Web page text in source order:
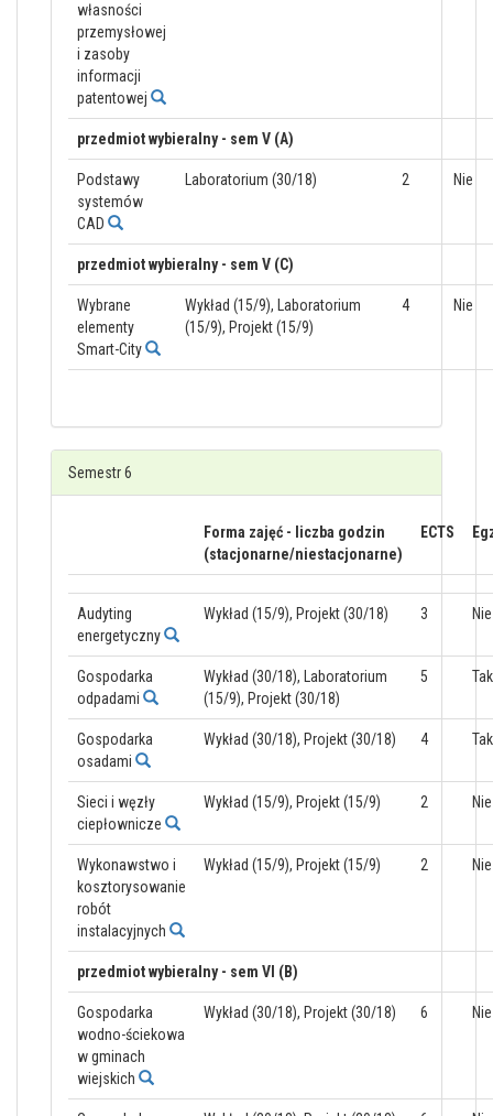
własności
przemysłowej
i zasoby
informacji
patentowej
przedmiot wybieralny - sem V (A)
Podstawy
systemów
CAD
Laboratorium (30/18) 2 Nie
przedmiot wybieralny - sem V (C)
Wybrane
elementy
Smart-City
Wykład (15/9), Laboratorium
(15/9), Projekt (15/9)
4 Nie
Semestr 6
Forma zajęć - liczba godzin
(stacjonarne/niestacjonarne)
ECTS
Audyting
energetyczny
Wykład (15/9), Projekt (30/18) 3 Nie
Gospodarka
odpadami
Wykład (30/18), Laboratorium
(15/9), Projekt (30/18)
5 Tak
Gospodarka
osadami
Wykład (30/18), Projekt (30/18) 4 Tak
Sieci i węzły
ciepłownicze
Wykład (15/9), Projekt (15/9) 2 Nie
Wykonawstwo i
kosztorysowanie
robót
instalacyjnych
Wykład (15/9), Projekt (15/9) 2 Nie
przedmiot wybieralny - sem VI (B)
Gospodarka
wodno-ściekowa
w gminach
wiejskich
Wykład (30/18), Projekt (30/18) 6 Nie